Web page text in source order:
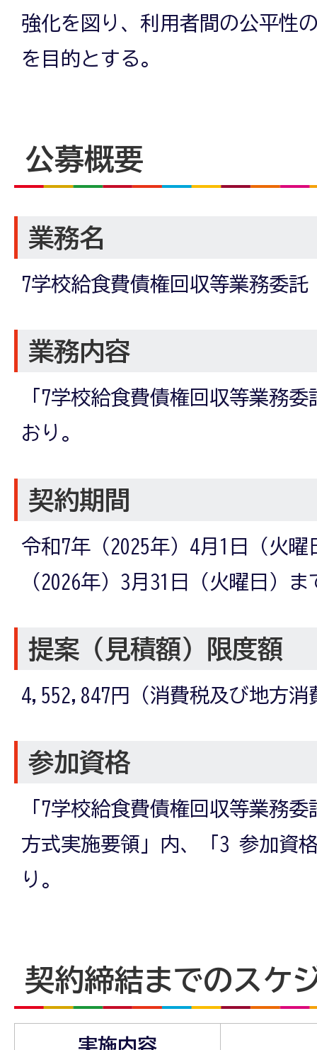
強化を図り、利用者間の公平性
を目的とする。
公募概要
業務名
7学校給食費債権回収等業務委託
業務内容
「7学校給食費債権回収等業務
おり。
契約期間
令和7年（2025年）4月1日（火
（2026年）3月31日（火曜日）ま
提案（見積額）限度額
4,552,847円（消費税及び地方消
参加資格
「7学校給食費債権回収等業務
方式実施要領」内、「3 参加資
り。
契約締結までのスケ
実施内容